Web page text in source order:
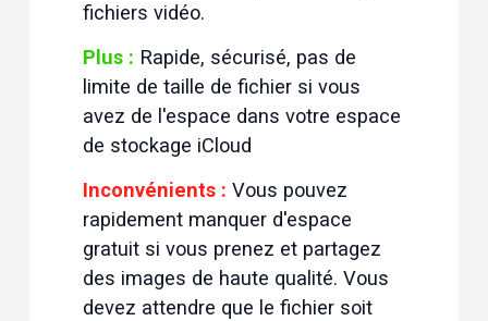
fichiers vidéo.
Plus : Rapide, sécurisé, pas de
limite de taille de fichier si vous
avez de l'espace dans votre espace
de stockage iCloud
Inconvénients : Vous pouvez
rapidement manquer d'espace
gratuit si vous prenez et partagez
des images de haute qualité. Vous
devez attendre que le fichier soit